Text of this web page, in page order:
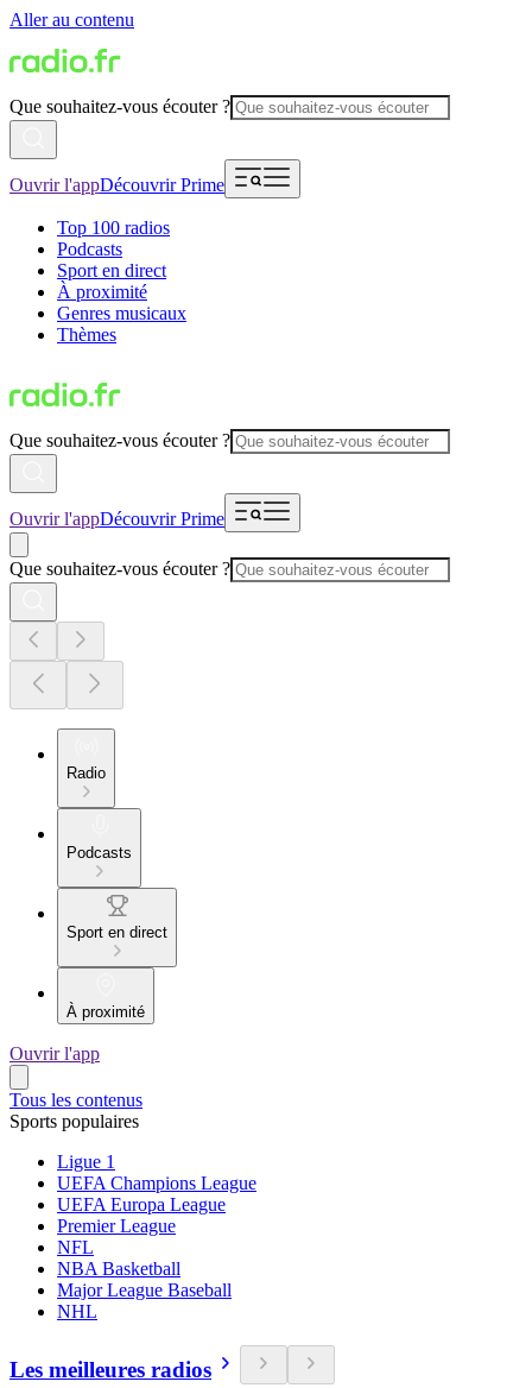
Aller au contenu
Que souhaitez-vous écouter ?
Ouvrir l'appDécouvrir Prime
Top 100 radios
Podcasts
Sport en direct
À proximité
Genres musicaux
Thèmes
Que souhaitez-vous écouter ?
Ouvrir l'appDécouvrir Prime
Que souhaitez-vous écouter ?
Radio
Podcasts
Sport en direct
À proximité
Ouvrir l'app
Tous les contenus
Sports populaires
Ligue 1
UEFA Champions League
UEFA Europa League
Premier League
NFL
NBA Basketball
Major League Baseball
NHL
Les meilleures radios